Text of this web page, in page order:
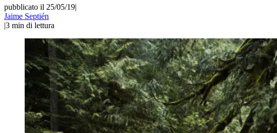
pubblicato il 25/05/19|
Jaime Septién
|3 min di lettura